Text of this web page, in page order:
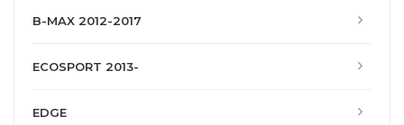
B-MAX 2012-2017
ECOSPORT 2013-
EDGE